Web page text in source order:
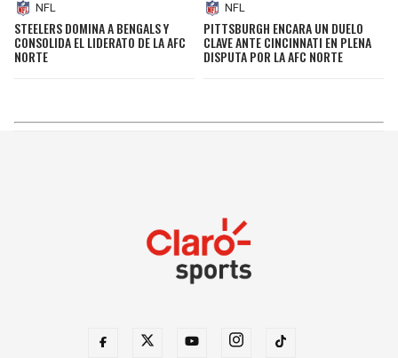
NFL
STEELERS DOMINA A BENGALS Y
CONSOLIDA EL LIDERATO DE LA AFC
NORTE
NFL
PITTSBURGH ENCARA UN DUELO
CLAVE ANTE CINCINNATI EN PLENA
DISPUTA POR LA AFC NORTE